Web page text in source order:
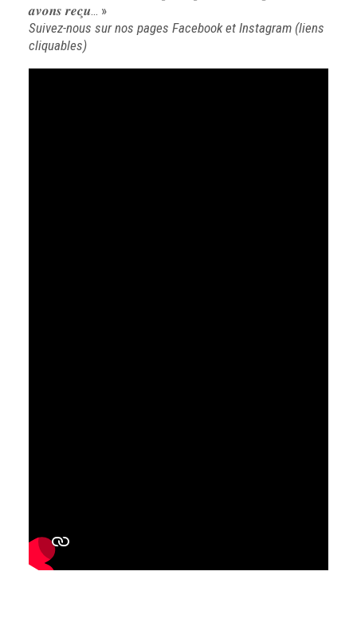
𝒂𝒗𝒐𝒏𝒔 𝒓𝒆𝒄̧𝒖… »
Suivez-nous sur nos pages Facebooket Instagram (liens
cliquables)